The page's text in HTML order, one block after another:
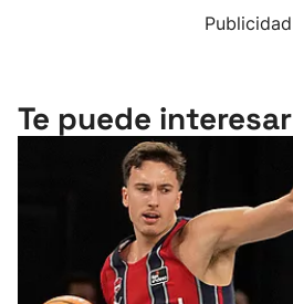
Publicidad
Te puede interesar